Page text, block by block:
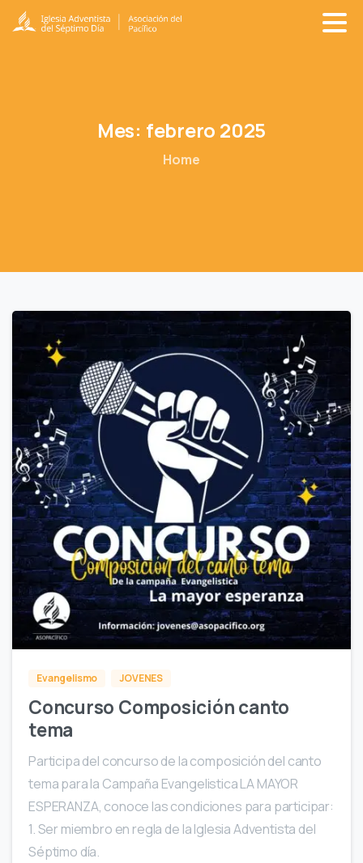
Mes: febrero 2025
Home
2
Evangelismo JOVENES
Concurso Composición canto
tema
Participa del concurso de la composición del canto
tema para la Campaña Evangelistica LA MAYOR
ESPERANZA, conoce las condiciones para participar:
1. Ser miembro en regla de la Iglesia Adventista del
Séptimo día.